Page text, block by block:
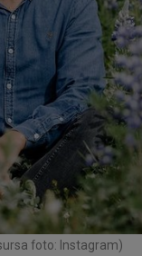
foto: Instagram)